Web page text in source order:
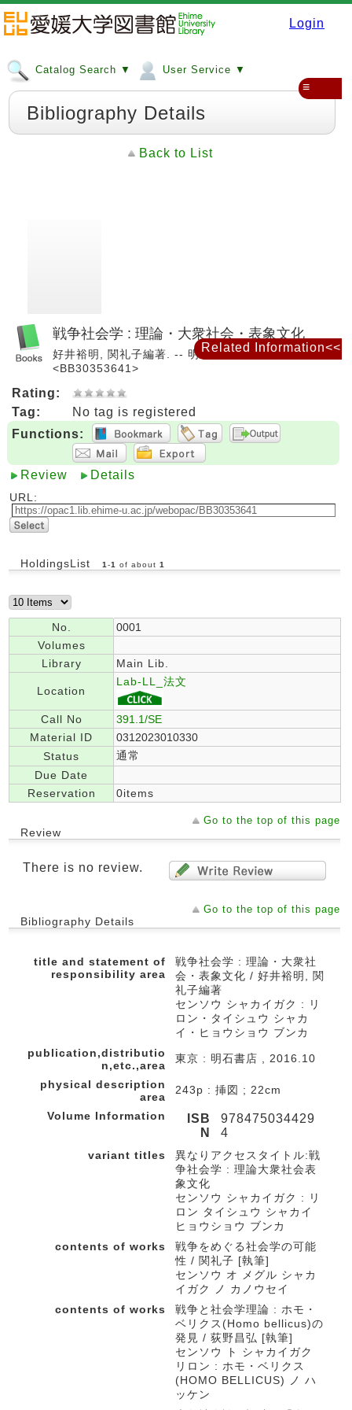
Login
Catalog Search ▼ User Service ▼
≡
Bibliography Details
Back to List
戦争社会学 : 理論・大衆社会・表象文化
好井裕明, 関礼子編著. -- 明石書店, 2016.
<BB30353641>
Rating:
Tag:
No tag is registered
Functions:
Review Details
URL:
HoldingsList 1 -1 of about 1
No.
0001
Volumes
Library
Main Lib.
Location
Lab-LL_法文
Call No
391.1/SE
Material ID
0312023010330
Status
通常
Due Date
Reservation
0items
Go to the top of this page
Review
There is no review.
Go to the top of this page
Bibliography Details
title and statement of
responsibility area
戦争社会学 : 理論・大衆社
会・表象文化 / 好井裕明, 関
礼子編著
センソウ シャカイガク : リ
ロン・タイシュウ シャカ
イ・ヒョウショウ ブンカ
publication,distributio
n,etc.,area
東京 : 明石書店 , 2016.10
physical description
area
243p : 挿図 ; 22cm
Volume Information
ISB
N
978475034429
4
variant titles
異なりアクセスタイトル:戦
争社会学 : 理論大衆社会表
象文化
センソウ シャカイガク : リ
ロン タイシュウ シャカイ
ヒョウショウ ブンカ
contents of works
戦争をめぐる社会学の可能
性 / 関礼子 [執筆]
センソウ オ メグル シャカ
イガク ノ カノウセイ
contents of works
戦争と社会学理論 : ホモ・
ベリクス(Homo bellicus)の
発見 / 荻野昌弘 [執筆]
センソウ ト シャカイガク
リロン : ホモ・ベリクス
(HOMO BELLICUS) ノ ハ
ッケン
Related Information<<